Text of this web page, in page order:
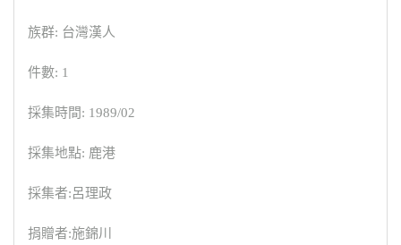
族群: 台灣漢人
件數: 1
採集時間: 1989/02
採集地點: 鹿港
採集者:呂理政
捐贈者:施錦川